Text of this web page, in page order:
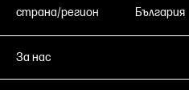
страна/регион България
За нас